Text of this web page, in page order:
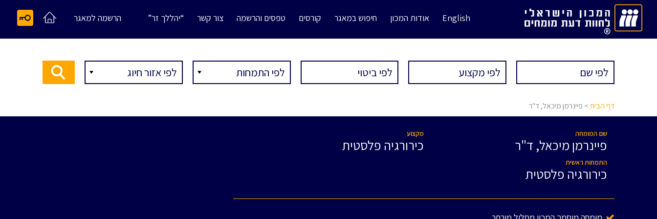
English אודות המכון חיפוש במאגר קורסים טפסים והרשמה צור קשר “יהללך זר” הרשמה למאגר
דף הבית> פיינרמן מיכאל, ד"ר
שם המומחה
פיינרמן מיכאל, ד"ר
התמחות ראשית
כירורגיה פלסטית
מקצוע
כירורגיה פלסטית